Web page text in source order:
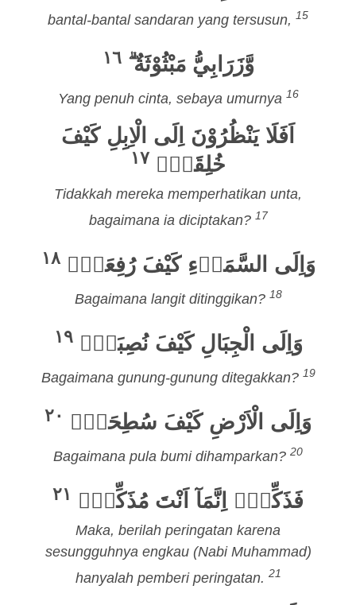
bantal-bantal sandaran yang tersusun, 15
وَّزَرَابِيُّ مَبْثُوْثَةٌ ۗ١٦
Yang penuh cinta, sebaya umurnya 16
اَفَلَا يَنْظُرُوْنَ اِلَى الْاِبِلِ كَيْفَ
خُلِقَتْۗ ١٧
Tidakkah mereka memperhatikan unta,
bagaimana ia diciptakan? 17
وَاِلَى السَّمَاۤءِ كَيْفَ رُفِعَتْۗ١٨
Bagaimana langit ditinggikan? 18
وَاِلَى الْجِبَالِ كَيْفَ نُصِبَتْۗ١٩
Bagaimana gunung-gunung ditegakkan? 19
وَاِلَى الْاَرْضِ كَيْفَ سُطِحَتْۗ ٢٠
Bagaimana pula bumi dihamparkan? 20
فَذَكِّرْۗ اِنَّمَآ اَنْتَ مُذَكِّرٌۙ ٢١
Maka, berilah peringatan karena
sesungguhnya engkau (Nabi Muhammad)
hanyalah pemberi peringatan. 21